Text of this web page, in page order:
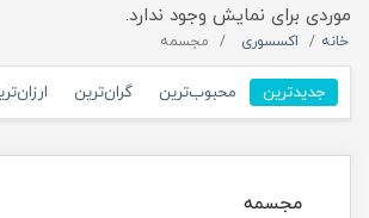
موردی برای نمایش وجود ندارد.
خانه اکسسوری مجسمه
جدیدترین محبوب‌ترین گران‌ترین
مجسمه